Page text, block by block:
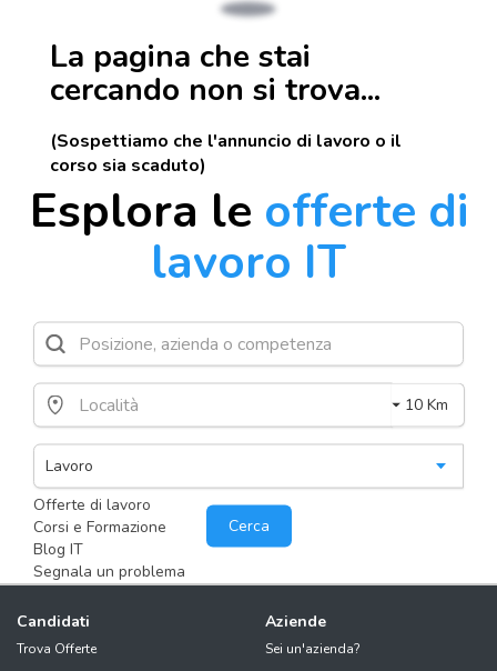
La pagina che stai
cercando non si trova...
(Sospettiamo che l'annuncio di lavoro o il
corso sia scaduto)
Esplora le offerte di
lavoro IT
10 Km
Cerca
Offerte di lavoro
Corsi e Formazione
Blog IT
Segnala un problema
Candidati
Trova Offerte
Aziende
Sei un'azienda?